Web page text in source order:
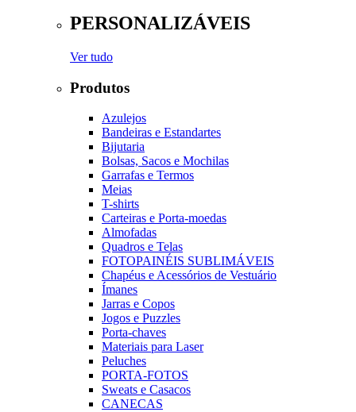
PERSONALIZÁVEIS
Ver tudo
Produtos
Azulejos
Bandeiras e Estandartes
Bijutaria
Bolsas, Sacos e Mochilas
Garrafas e Termos
Meias
T-shirts
Carteiras e Porta-moedas
Almofadas
Quadros e Telas
FOTOPAINÉIS SUBLIMÁVEIS
Chapéus e Acessórios de Vestuário
Ímanes
Jarras e Copos
Jogos e Puzzles
Porta-chaves
Materiais para Laser
Peluches
PORTA-FOTOS
Sweats e Casacos
CANECAS